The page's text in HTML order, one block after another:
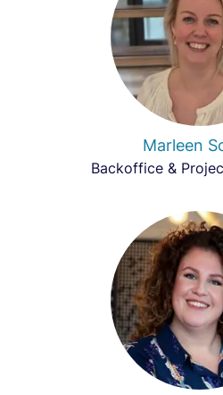
Marleen
Backoffice &